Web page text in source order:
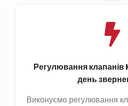
Регулювання
день
Виконуємо регулювання